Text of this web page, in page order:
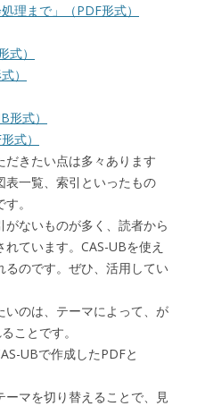
理まで」（PDF形式）
）
）
形式）
式）
きたい点は多々あります
表一覧、索引といったもの
。
ないものが多く、読者から
ています。CAS-UBを使え
るのです。ぜひ、活用してい
のは、テーマによって、が
ことです。
UBで作成したPDFと
マを切り替えることで、見